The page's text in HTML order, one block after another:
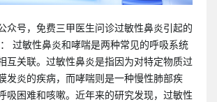
众号，免费三甲医生问诊过敏性鼻炎引起的
过敏性鼻炎和哮喘是两种常见的呼吸系统
互关联。过敏性鼻炎是指因为对特定物质过
发炎的疾病，而哮喘则是一种慢性肺部疾
吸困难和咳嗽。近年来的研究发现，过敏性